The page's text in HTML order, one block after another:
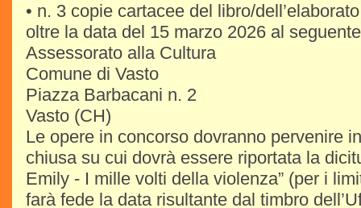
• n. 3 copie cartacee del libro/
oltre la data del 15 marzo 2026 al
Assessorato alla Cultura
Comune di Vasto
Piazza Barbacani n. 2
Vasto (CH)
Le opere in concorso dovranno pervenire
chiusa su cui dovrà essere riportata la
Emily - I mille volti della violenza” (per i
farà fede la data risultante dal timbro